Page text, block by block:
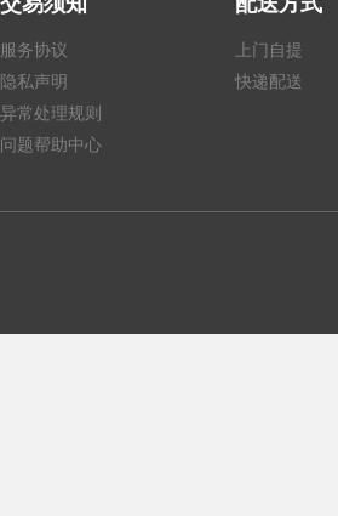
服务协议
隐私声明
异常处理规则
问题帮助中心
上门自提
快递配送